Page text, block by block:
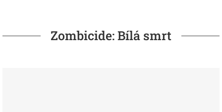
Zombicide: Bílá smrt